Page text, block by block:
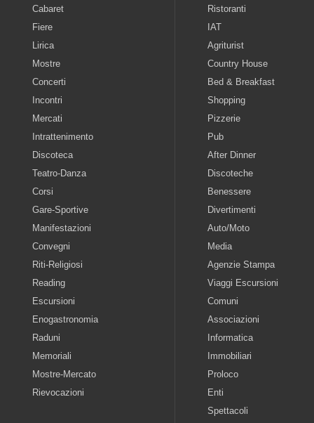
Cabaret
Fiere
Lirica
Mostre
Concerti
Incontri
Mercati
Intrattenimento
Discoteca
Teatro-Danza
Corsi
Gare-Sportive
Manifestazioni
Convegni
Riti-Religiosi
Reading
Escursioni
Enogastronomia
Raduni
Memoriali
Mostre-Mercato
Rievocazioni
Ristoranti
IAT
Agriturist
Country House
Bed & Breakfast
Shopping
Pizzerie
Pub
After Dinner
Discoteche
Benessere
Divertimenti
Auto/Moto
Media
Agenzie Stampa
Viaggi Escursioni
Comuni
Associazioni
Informatica
Immobiliari
Proloco
Enti
Spettacoli